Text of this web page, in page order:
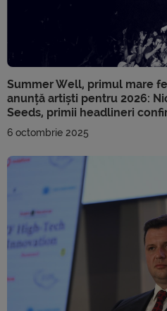
Summer Well, primul mare
anunță artiști pentru 2026:
Seeds, primii headlineri
6 octombrie 2025